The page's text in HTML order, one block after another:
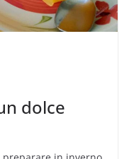
dolce